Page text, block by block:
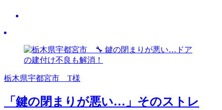
栃木県宇都宮市 T様
「鍵の閉まりが悪い…」そのストレ